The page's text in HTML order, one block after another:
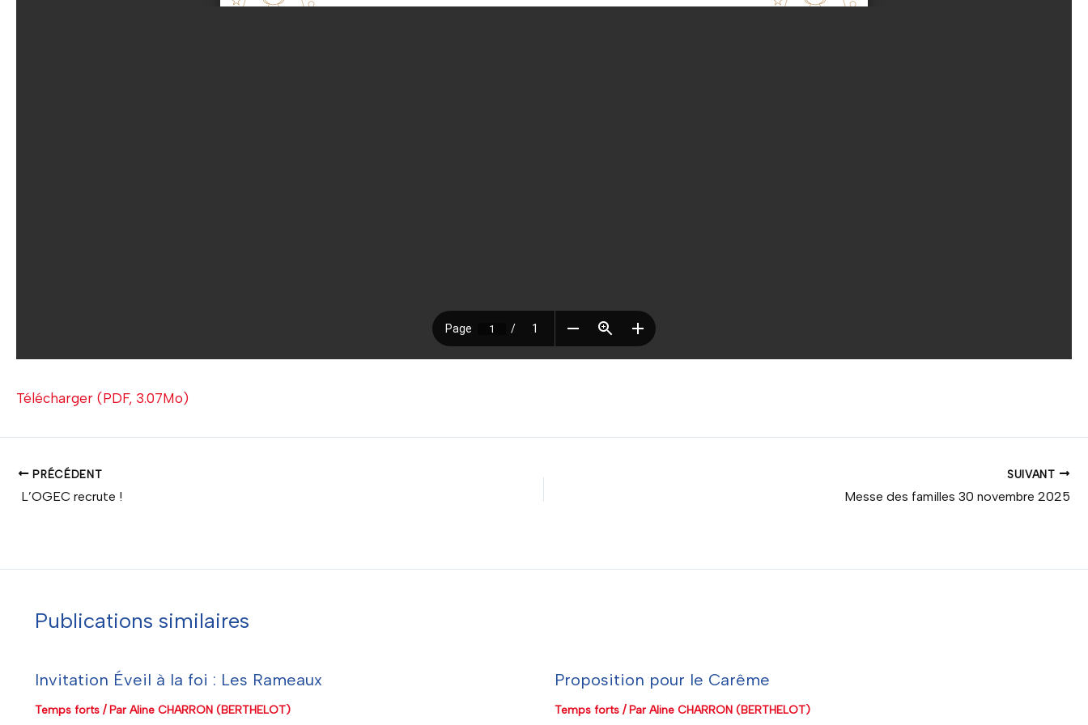
Télécharger (PDF, 3.07Mo)
PRÉCÉDENT
L’OGEC recrute !
SUIVANT
Messe des familles 30 novembre 2025
Publications similaires
Invitation Éveil à la foi : Les Rameaux
Temps forts/ ParAline CHARRON (BERTHELOT)
Proposition pour le Carême
Temps forts/ ParAline CHARRON (BERTHELOT)